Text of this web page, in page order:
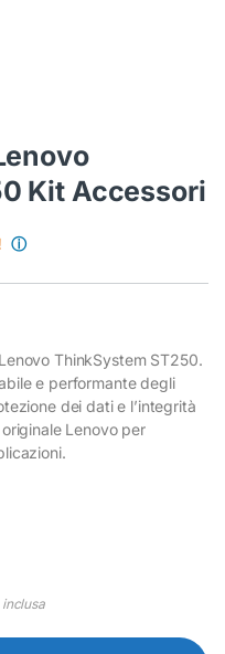
Kit Accessori
ⓘ
ThinkSystem ST250.
e performante degli
dei dati e l’integrità
Lenovo per
inclusa